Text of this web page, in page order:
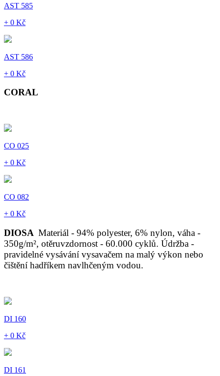
AST 585
+ 0 Kč
AST 586
+ 0 Kč
CORAL
CO 025
+ 0 Kč
CO 082
+ 0 Kč
DIOSA Materiál - 94% polyester, 6% nylon, váha -
350g/m², otěruvzdornost - 60.000 cyklů. Údržba -
pravidelné vysávání vysavačem na malý výkon nebo
čištění hadříkem navlhčeným vodou.
DI 160
+ 0 Kč
DI 161